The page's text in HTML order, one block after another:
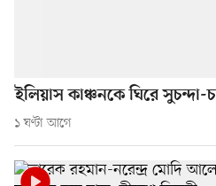
ইলিয়াস কাঞ্চনকে ঘিরে
১ ঘণ্টা আগে